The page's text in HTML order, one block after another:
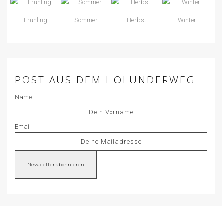
Frühling Sommer Herbst Winter
POST AUS DEM HOLUNDERWEG
Name
Email
Newsletter abonnieren